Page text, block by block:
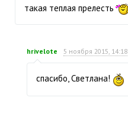
такая теплая прелесть
hrivelote 5 ноября 2015, 14:18
спасибо, Светлана!